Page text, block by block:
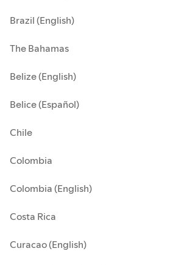
Brazil (English)
The Bahamas
Belize (English)
Belice (Español)
Chile
Colombia
Colombia (English)
Costa Rica
Curacao (English)